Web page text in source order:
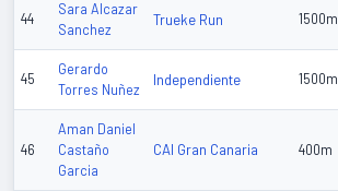
44
Sara Alcazar
Sanchez
Trueke Run 1500m
45
Gerardo
Torres Nuñez
Independiente 1500m
46
Aman Daniel
Castaño
Garcia
CAI Gran Canaria 400m